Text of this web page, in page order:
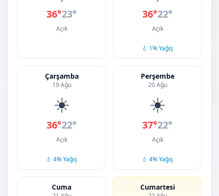
36°23°
Açık
36°22°
Açık
💧 1% Yağış
Çarşamba
19 Ağu
☀️
36°22°
Açık
💧 4% Yağış
Perşembe
20 Ağu
☀️
37°22°
Açık
💧 4% Yağış
Cuma Cumartesi